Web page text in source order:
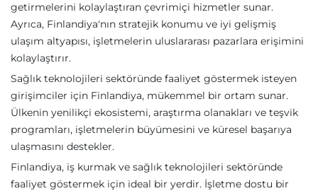
getirmelerini kolaylaştıran çevrimiçi hizmetler sunar.
Ayrıca, Finlandiya'nın stratejik konumu ve iyi gelişmiş
ulaşım altyapısı, işletmelerin uluslararası pazarlara erişimini
kolaylaştırır.
Sağlık teknolojileri sektöründe faaliyet göstermek isteyen
girişimciler için Finlandiya, mükemmel bir ortam sunar.
Ülkenin yenilikçi ekosistemi, araştırma olanakları ve teşvik
programları, işletmelerin büyümesini ve küresel başarıya
ulaşmasını destekler.
Finlandiya, iş kurmak ve sağlık teknolojileri sektöründe
faaliyet göstermek için ideal bir yerdir. İşletme dostu bir